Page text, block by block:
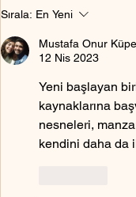
Askerlik için
olmalıdır?
Sırala: En Yeni
Mustafa Onur
12 Nis 2023
Yeni başlayan
kaynaklarına
nesneleri,
kendini daha da